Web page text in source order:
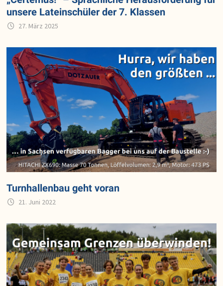
unsere Lateinschüler der 7. Klassen
27. März 2025
Turnhallenbau geht voran
21. Juni 2022